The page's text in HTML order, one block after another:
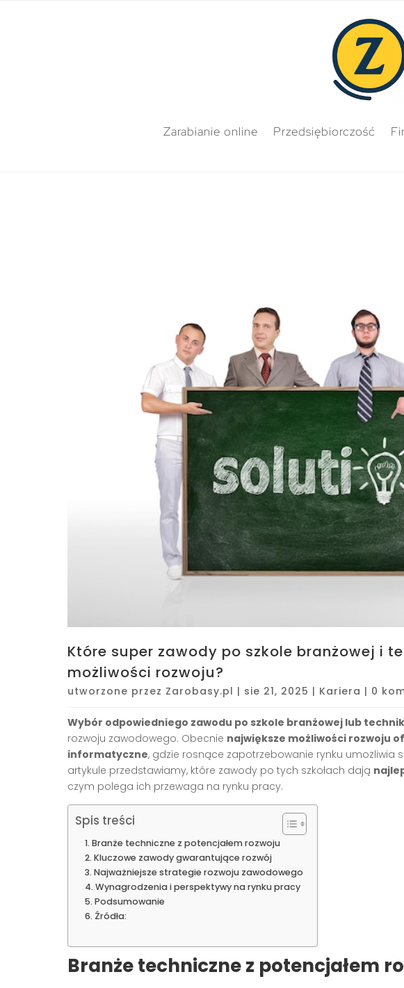
Zarabianie online Przedsiębiorczość
Które super zawody po szkole branżowej i
możliwości rozwoju?
utworzone przez Zarobasy.pl | sie 21, 2025 | Kariera | 0
Wybór odpowiedniego zawodu po szkole branżowej lub
rozwoju zawodowego. Obecnie największe możliwości rozwoju
informatyczne, gdzie rosnące zapotrzebowanie rynku umożliwia
artykule przedstawiamy, które zawody po tych szkołach dają
czym polega ich przewaga na rynku pracy.
Spis treści
Branże techniczne z potencjałem rozwoju
Kluczowe zawody gwarantujące rozwój
Najważniejsze strategie rozwoju zawodowego
Wynagrodzenia i perspektywy na rynku pracy
Podsumowanie
Źródła:
Branże techniczne z potencjałem